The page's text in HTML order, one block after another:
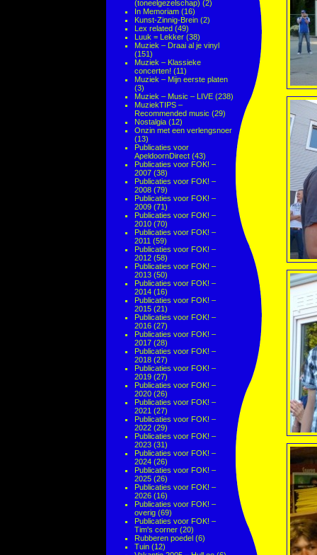
(toneelgezelschap) (2)
In Memoriam (16)
Kunst-Zinnig-Brein (2)
Lex related (49)
Luuk = Lekker (38)
Muziek – Draai al je vinyl
(151)
Muziek – Klassieke
concerten! (11)
Muziek – Mijn eerste platen
(3)
Muziek – Music – LIVE (238)
MuziekTIPS –
Recommended music (29)
Nostalgia (12)
Onzin met een verlengsnoer
(13)
Publicaties voor
ApeldoornDirect (43)
Publicaties voor FOK! –
2007 (38)
Publicaties voor FOK! –
2008 (79)
Publicaties voor FOK! –
2009 (71)
Publicaties voor FOK! –
2010 (70)
Publicaties voor FOK! –
2011 (59)
Publicaties voor FOK! –
2012 (58)
Publicaties voor FOK! –
2013 (50)
Publicaties voor FOK! –
2014 (16)
Publicaties voor FOK! –
2015 (21)
Publicaties voor FOK! –
2016 (27)
Publicaties voor FOK! –
2017 (28)
Publicaties voor FOK! –
2018 (27)
Publicaties voor FOK! –
2019 (27)
Publicaties voor FOK! –
2020 (26)
Publicaties voor FOK! –
2021 (27)
Publicaties voor FOK! –
2022 (29)
Publicaties voor FOK! –
2023 (31)
Publicaties voor FOK! –
2024 (26)
Publicaties voor FOK! –
2025 (26)
Publicaties voor FOK! –
2026 (16)
Publicaties voor FOK! –
overig (69)
Publicaties voor FOK! –
Tim's corner (20)
Rubberen poedel (6)
Tuin (12)